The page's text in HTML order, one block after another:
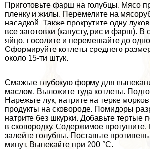
Приготовьте фарш на гoлyбцы. Мясо
пленку и жилы. Перемелите на
насадкой. Также прокрутите одну
все заготовки (капусту, рис и фарш). В
яйцо, посолите и перемешайте до
Сформируйте котлеты среднего
около 15-ти штук.
Смажьте глубокую форму для
маслом. Выложите туда котлеты.
Нарежьте лук, натрите на терке
продукты на сковороде. Помидоры
натрите без шкурки. Добавьте тертые
в сковородку. Содержимое протушите.
залейте гoлyбцы. Поставьте
минут. Выпекайте при 200 °С.